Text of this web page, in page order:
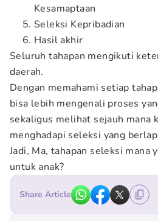
Kesamaptaan
Seleksi Kepribadian
Hasil akhir
Seluruh tahapan mengikuti
daerah.
Dengan memahami setiap
bisa lebih mengenali proses
sekaligus melihat sejauh mana
menghadapi seleksi yang
Jadi, Ma, tahapan seleksi mana
untuk anak?
Share Article